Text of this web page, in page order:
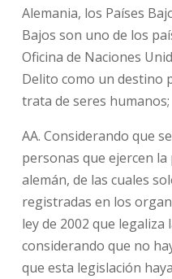
Alemania, los Países
Bajos son uno de los
Oficina de Naciones
Delito como un destino
trata de seres humanos;
AA. Considerando que
personas que ejercen
alemán, de las cuales
registradas en los
ley de 2002 que
considerando que no
que esta legislación